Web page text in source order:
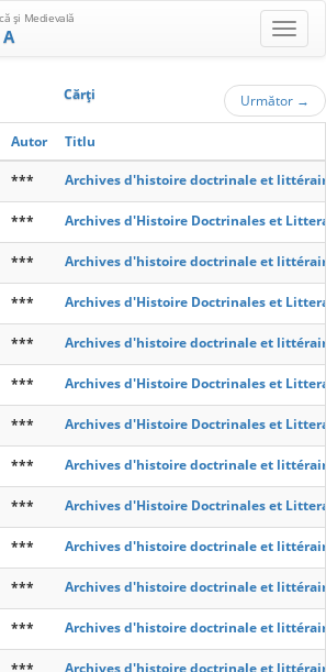
şi Medievală
Cărţi Următor →
Autor Titlu
*** Archives d'histoire doctrinale et
*** Archives d'Histoire Doctrinales et
*** Archives d'histoire doctrinale et
*** Archives d'Histoire Doctrinales et
*** Archives d'histoire doctrinale et
*** Archives d'Histoire Doctrinales et
*** Archives d'Histoire Doctrinales et
*** Archives d'histoire doctrinale et
*** Archives d'Histoire Doctrinales et
*** Archives d'histoire doctrinale et
*** Archives d'histoire doctrinale et
*** Archives d'histoire doctrinale et
*** Archives d'histoire doctrinale et